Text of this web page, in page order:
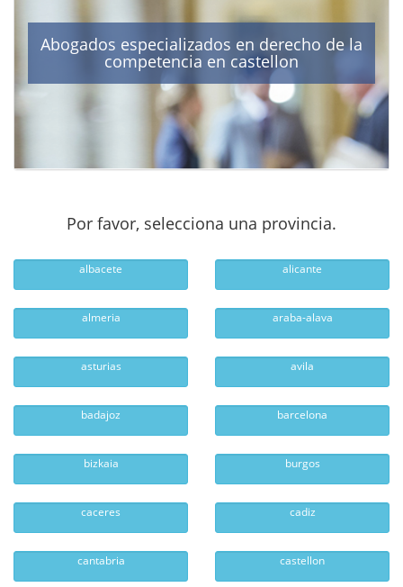
Abogados especializados en derecho de la
competencia en castellon
Por favor, selecciona una provincia.
albacete alicante
almeria araba-alava
asturias avila
badajoz barcelona
bizkaia burgos
caceres cadiz
cantabria castellon